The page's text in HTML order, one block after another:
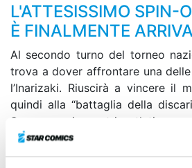
L'ATTESISSIMO SPIN-
È FINALMENTE
Al secondo turno del torneo
trova a dover affrontare una
l’Inarizaki. Riuscirà a vincere il
quindi alla “battaglia della
Sapranno i nostri atleti non
all’umorismo dei giocatori del